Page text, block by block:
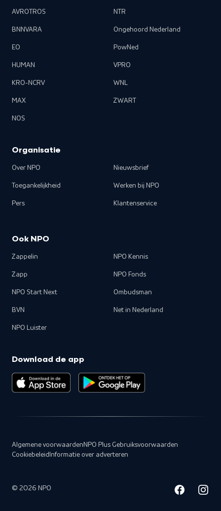
AVROTROS
BNNVARA
EO
HUMAN
KRO-NCRV
MAX
NOS
NTR
Ongehoord Nederland
PowNed
VPRO
WNL
ZWART
Organisatie
Over NPO
Toegankelijkheid
Pers
Nieuwsbrief
Werken bij NPO
Klantenservice
Ook NPO
Zappelin
Zapp
NPO Start Next
BVN
NPO Luister
NPO Kennis
NPO Fonds
Ombudsman
Net in Nederland
Download de app
Algemene voorwaarden NPO Plus Gebruiksvoorwaarden
Cookiebeleid Informatie over adverteren
© 2026 NPO